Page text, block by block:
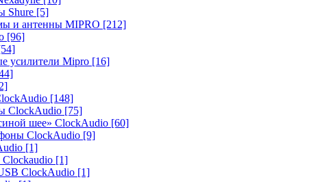
Shure [5]
и антенны MIPRO [212]
[96]
усилители Mipro [16]
[148]
ClockAudio [75]
шее» ClockAudio [60]
ClockAudio [9]
[1]
[1]
ClockAudio [1]